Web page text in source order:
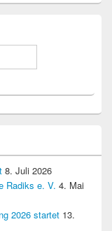
8. Juli 2026
Radiks e. V. 4. Mai
2026 startet 13.